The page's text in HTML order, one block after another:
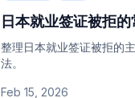
日本就业签证被拒的
整理日本就业签证被拒的
法。
Feb 15, 2026